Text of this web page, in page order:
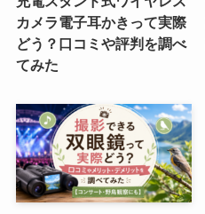
カメラ電子耳かきって実際
どう？口コミや評判を調べ
てみた